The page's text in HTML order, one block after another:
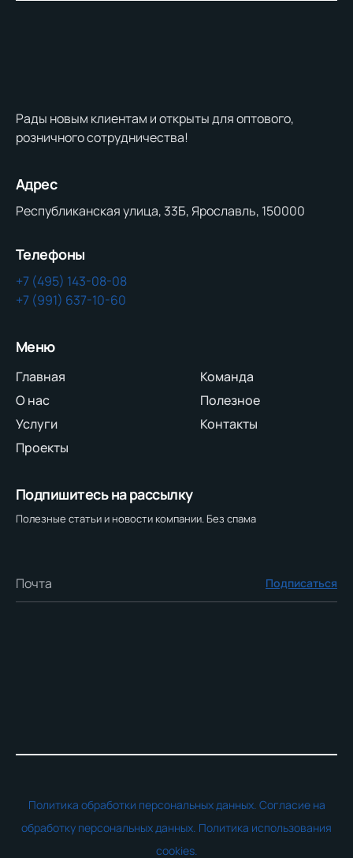
Рады новым клиентам и открыты для оптового,
розничного сотрудничества!
Адрес
Республиканская улица, 33Б, Ярославль, 150000
Телефоны
+7 (495) 143-08-08
+7 (991) 637-10-60
Меню
Главная
О нас
Услуги
Проекты
Команда
Полезное
Контакты
Подпишитесь на рассылку
Полезные статьи и новости компании. Без спама
Подписаться
Политика обработки персональных данных. Согласие на
обработку персональных данных. Политика использования
cookies.